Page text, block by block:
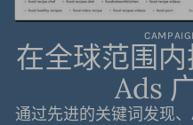
在全球范围
Ads
通过先进的关键词发现